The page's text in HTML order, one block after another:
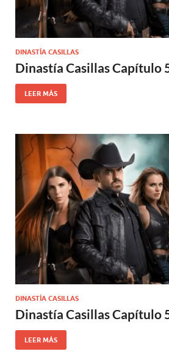
DINASTÍA CASILLAS
Dinastía Casillas Capítulo
LEER MÁS
DINASTÍA CASILLAS
Dinastía Casillas Capítulo
LEER MÁS